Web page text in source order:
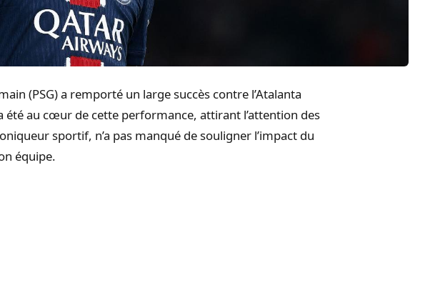
(PSG) a remporté un large succès contre l’Atalanta
été au cœur de cette performance, attirant l’attention des
sportif, n’a pas manqué de souligner l’impact du
équipe.